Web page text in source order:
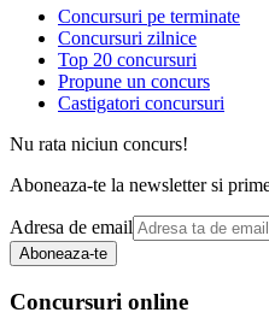
Concursuri pe terminate
Concursuri zilnice
Top 20 concursuri
Propune un concurs
Castigatori concursuri
Nu rata niciun concurs!
Aboneaza-te la newsletter si
Adresa de email
Aboneaza-te
Concursuri online